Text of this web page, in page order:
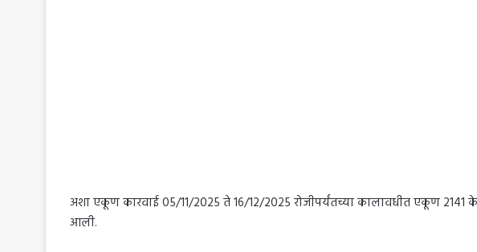
अशा एकूण कारवाई 05/11/2025 ते 16/12/2025 रोजीपर्यंतच्या कालावधीत एकूण
आली.